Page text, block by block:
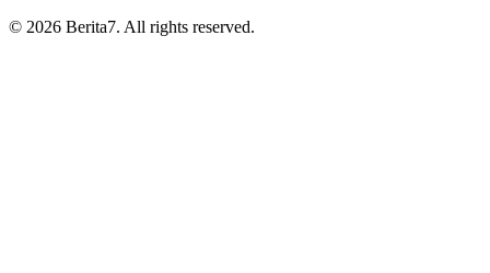
© 2026 Berita7. All rights reserved.